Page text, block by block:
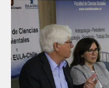
Nuevos
Miembros
al
Grupo
Concepción
de
Estudios
sobre
Imaginarios